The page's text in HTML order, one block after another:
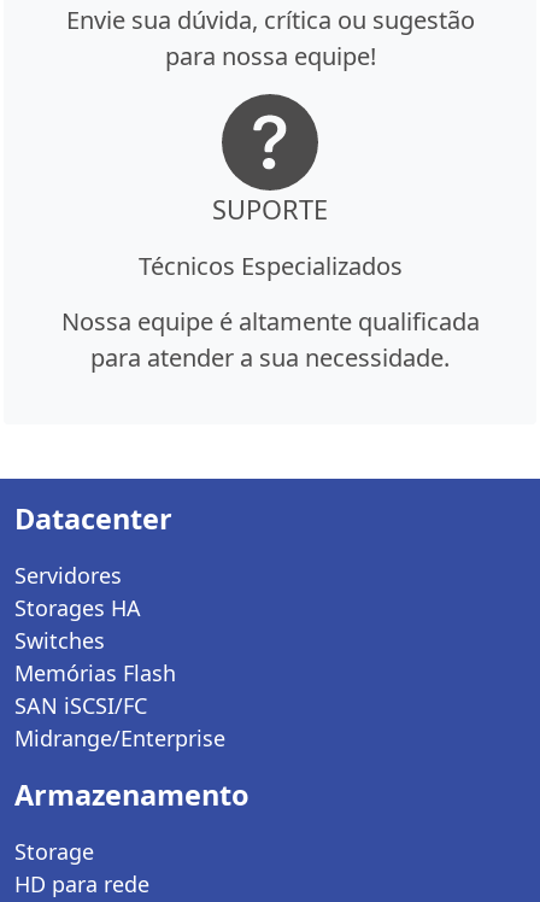
Envie sua dúvida, crítica ou sugestão
para nossa equipe!
SUPORTE
Técnicos Especializados
Nossa equipe é altamente qualificada
para atender a sua necessidade.
Datacenter
Servidores
Storages HA
Switches
Memórias Flash
SAN iSCSI/FC
Midrange/Enterprise
Armazenamento
Storage
HD para rede